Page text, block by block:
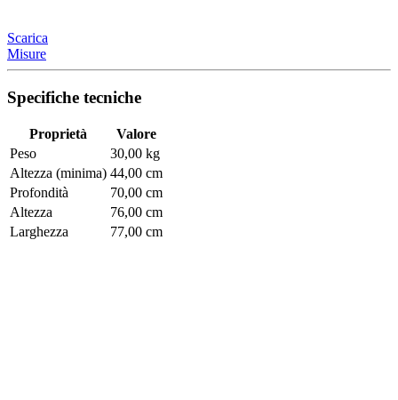
Scarica
Misure
Specifiche tecniche
Proprietà
Valore
Peso
30,00 kg
Altezza (minima) 44,00 cm
Profondità
70,00 cm
Altezza
76,00 cm
Larghezza
77,00 cm